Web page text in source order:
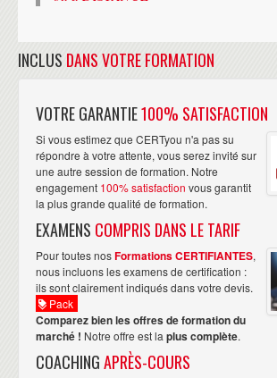
INCLUS DANS VOTRE FORMATION
VOTRE GARANTIE100% SATISFACTION
Si vous estimez que CERTyou n'a pas su
répondre à votre attente, vous serez invité sur
une autre session de formation. Notre
engagement 100% satisfaction vous garantit
la plus grande qualité de formation.
EXAMENS COMPRIS DANS LE TARIF
Pour toutes nosFormations CERTIFIANTES,
nous incluons les examens de certification :
ils sont clairement indiqués dans votre devis.
Pack
Comparez bien les offres de formation du
marché ! Notre offre est la plus complète.
COACHINGAPRÈS-COURS